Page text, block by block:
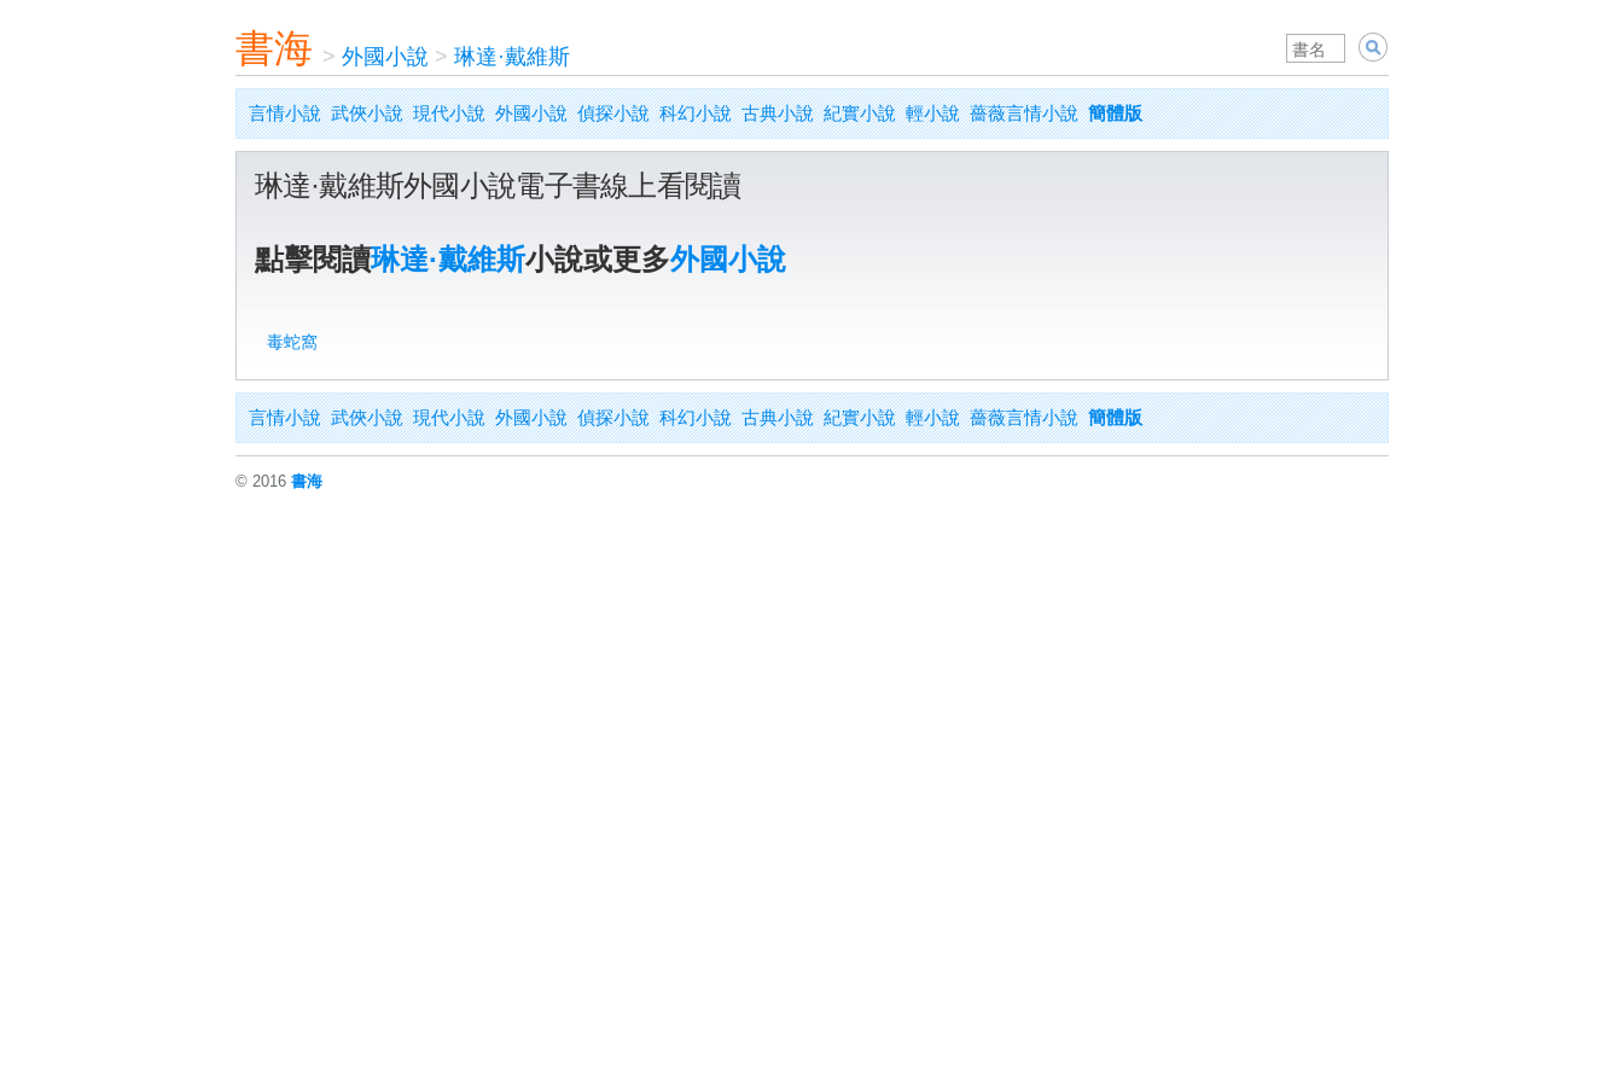
書海 > 外國小說 > 琳達·戴維斯
言情小說 武俠小說 現代小說 外國小說 偵探小說 科幻小說 古典小說 紀實小說 輕小說 薔薇言情小說 簡體版
琳達·戴維斯外國小說電子書線上看閱讀
點擊閱讀琳達·戴維斯小說或更多外國小說
毒蛇窩
言情小說 武俠小說 現代小說 外國小說 偵探小說 科幻小說 古典小說 紀實小說 輕小說 薔薇言情小說 簡體版
© 2016 書海